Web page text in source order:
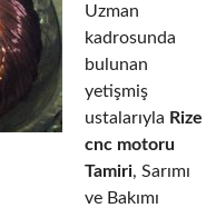
Uzman
kadrosunda
bulunan
yetişmiş
ustalarıyla Rize
cnc motoru
Tamiri, Sarımı
ve Bakımı